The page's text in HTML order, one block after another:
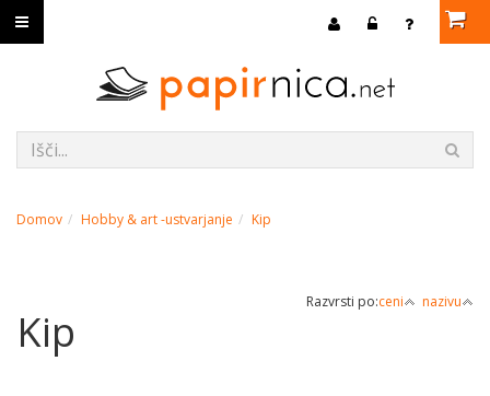
Domov Hobby & art -ustvarjanje Kip
Razvrsti po:ceni nazivu
Kip